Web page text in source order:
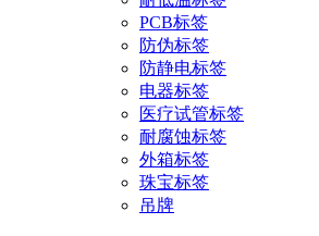
PCB标签
防伪标签
防静电标签
电器标签
医疗试管标签
耐腐蚀标签
外箱标签
珠宝标签
吊牌